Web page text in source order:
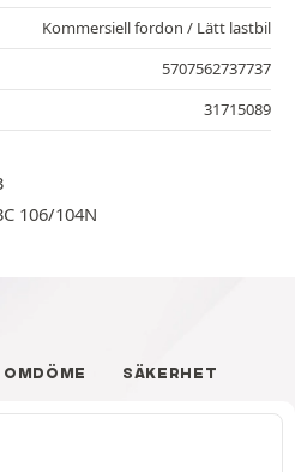
Kommersiell fordon / Lätt lastbil
5707562737737
31715089
106/104N
OMDÖME SÄKERHET